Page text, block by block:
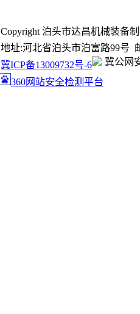
Copyright 泊头市达昌机械装备
地址:河北省泊头市泊富路99号
冀ICP备13009732号-6
冀公网
360网站安全检测平台